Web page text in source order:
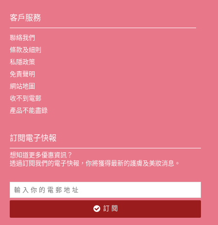
客戶服務
聯絡我們
條款及細則
私隱政策
免責聲明
網站地圖
收不到電郵
產品不能盡錄
訂閱電子快報
想知道更多優惠資訊？
透過訂閱我們的電子快報，你將獲得最新的護膚及美妝消息。
訂 閱